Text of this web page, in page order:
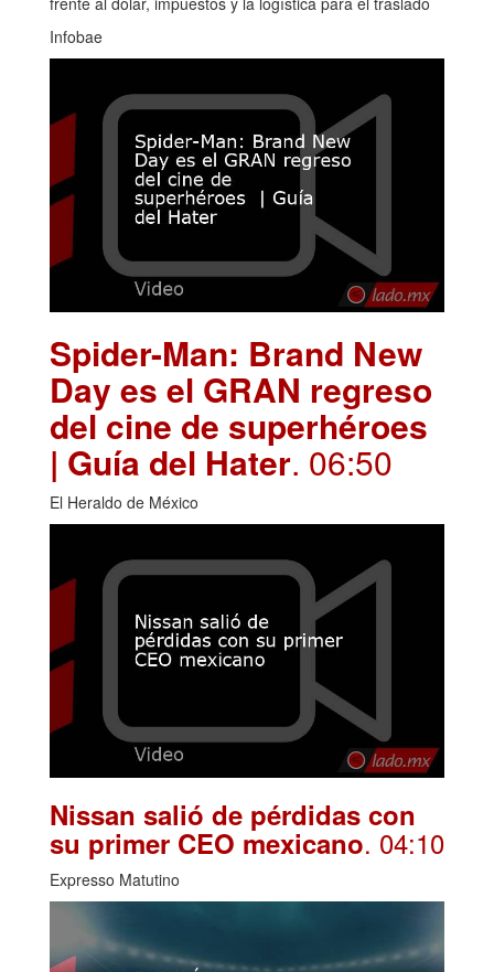
Infobae
Spider-Man: Brand New
Day es el GRAN regreso
del cine de superhéroes
| Guía del Hater. 06:50
El Heraldo de México
Nissan salió de pérdidas con
su primer CEO mexicano. 04:10
Expresso Matutino